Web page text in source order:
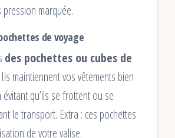
marquée.
de voyage
des pochettes ou cubes de
maintiennent vos vêtements bien
qu’ils se frottent ou se
le transport. Extra : ces pochettes
de votre valise.